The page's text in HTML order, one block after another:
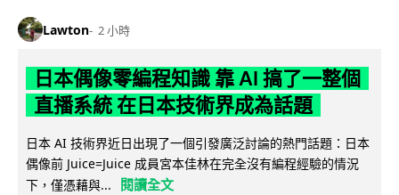
Lawton 2 小時
日本偶像零編程知識 靠 AI 搞了一整個
直播系統 在日本技術界成為話題
日本 AI 技術界近日出現了一個引發廣泛討論的熱門話題：日本
偶像前 Juice=Juice 成員宮本佳林在完全沒有編程經驗的情況
下，僅憑藉與...
閱讀全文